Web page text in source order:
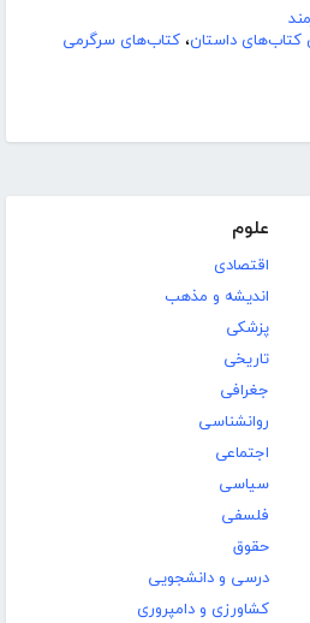
کتاب‌های داستان، کتاب‌های سرگرمی
علوم
اقتصادی
اندیشه و مذهب
پزشکی
تاریخی
جغرافی
روانشناسی
اجتماعی
سیاسی
فلسفی
حقوق
درسی و دانشجویی
کشاورزی و دامپروری